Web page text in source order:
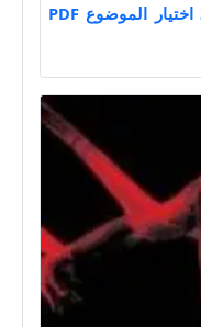
تحميل كتاب منهج البحث العلمي 3 اختيار الموضوع PDF